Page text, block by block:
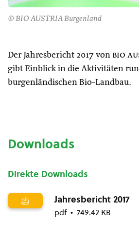
© BIO AUSTRIA Burgenland
Der Jahresbericht 2017 von bio
gibt Einblick in die Aktivitäten
burgenländischen Bio-Landbau.
Downloads
Direkte Downloads
Jahresbericht 2017
pdf 749.42 KB